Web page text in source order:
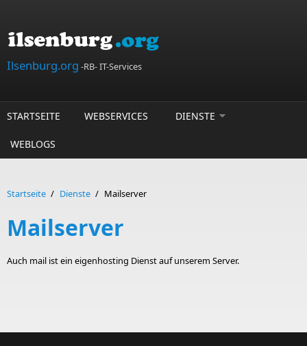
Ilsenburg.org -RB- IT-Services
STARTSEITE WEBSERVICES DIENSTE
WEBLOGS
Startseite / Dienste / Mailserver
Mailserver
Auch mail ist ein eigenhosting Dienst auf unserem Server.